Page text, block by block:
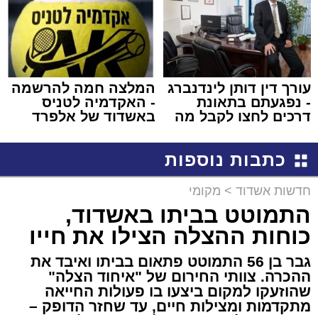
עורך דין דותן לינדנברג
- נפגעתם בתאונת
דרכים לחצו לקבל מה
המלצה חמה להרשמה
- האקדמיה לטניס
באשדוד של אלפרד
כתבות נוספות
חדשות אשדוד > מקומי
התמוטט בביתו באשדוד,
כוחות ההצלה הצילו את חייו
גבר בן 56 התמוטט פתאום בביתו ואיבד את
ההכרה. צוותי החירום של "איחוד הצלה"
שהוזעקו למקום ביצעו בו פעולות החייאה
מתקדמות ומצילות חיים, עד שחזר הדופק –